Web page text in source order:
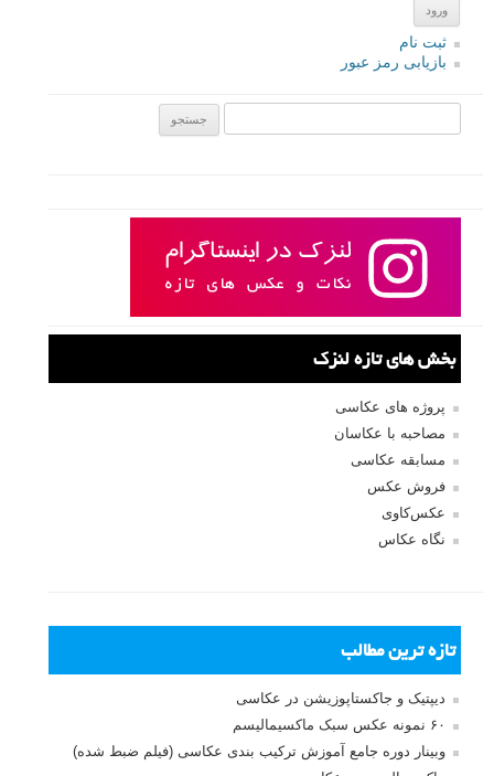
ثبت نام
بازیابی رمز عبور
بخش های تازه لنزک
پروژه های عکاسی
مصاحبه با عکاسان
مسابقه عکاسی
فروش عکس
عکس‌کاوی
نگاه عکاس
تازه ترین مطالب
دیپتیک و جاکستا‌پوزیشن در عکاسی
۶۰ نمونه عکس سبک ماکسیمالیسم
وبینار دوره جامع آموزش ترکیب بندی عکاسی (فیلم ضبط شده)